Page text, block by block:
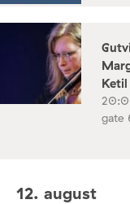
gate
12. august